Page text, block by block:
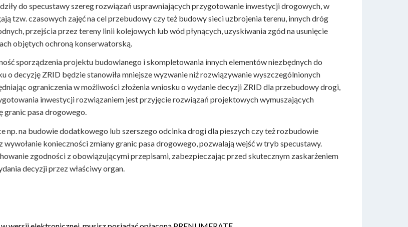
do specustawy szereg rozwiązań usprawniających przygotowanie inwestycji drogowych, w
tzw. czasowych zajęć na cel przebudowy czy też budowy sieci uzbrojenia terenu, innych dróg
przejścia przez tereny linii kolejowych lub wód płynących, uzyskiwania zgód na usunięcie
objętych ochroną konserwatorską.
sporządzenia projektu budowlanego i skompletowania innych elementów niezbędnych do
o decyzję ZRID będzie stanowiła mniejsze wyzwanie niż rozwiązywanie wyszczególnionych
ograniczenia w możliwości złożenia wniosku o wydanie decyzji ZRID dla przebudowy drogi,
inwestycji rozwiązaniem jest przyjęcie rozwiązań projektowych wymuszających
granic pasa drogowego.
np. na budowie dodatkowego lub szerszego odcinka drogi dla pieszych czy też rozbudowie
wywołanie konieczności zmiany granic pasa drogowego, pozwalają wejść w tryb specustawy.
zgodności z obowiązującymi przepisami, zabezpieczając przed skutecznym zaskarżeniem
decyzji przez właściwy organ.